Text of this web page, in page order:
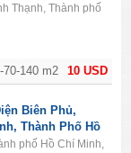
10 USD
70-140 m2
Thạnh, Thành phố
Biên Phủ,
Thành Phố Hồ
phố Hồ Chí Minh,